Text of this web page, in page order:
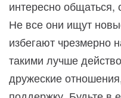
интересно общаться,
Не все они ищут
избегают чрезмерно
такими лучше
дружеские